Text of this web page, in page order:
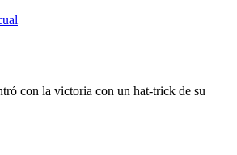
con la victoria con un hat-trick de su